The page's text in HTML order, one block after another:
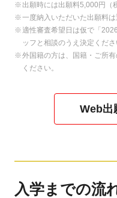
出願時には出願料5,000円（
一度納入いただいた出願料
適性審査希望日は仮で「
ッフと相談のうえ決定くださ
外国籍の方は、国籍・ご所
ください。
Web出
入学までの流